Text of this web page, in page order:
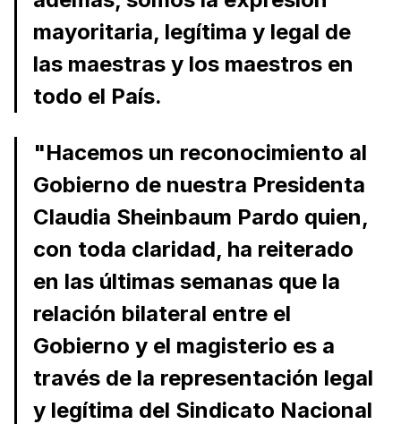
mayoritaria, legítima y legal de
las maestras y los maestros en
todo el País.
"Hacemos un reconocimiento al
Gobierno de nuestra Presidenta
Claudia Sheinbaum Pardo quien,
con toda claridad, ha reiterado
en las últimas semanas que la
relación bilateral entre el
Gobierno y el magisterio es a
través de la representación legal
y legítima del Sindicato Nacional